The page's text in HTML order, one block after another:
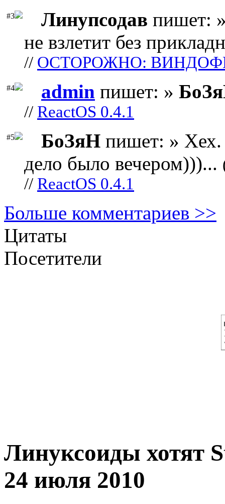
#3 Линупсодав пишет:
не взлетит без
// ОСТОРОЖНО:
#4 admin пишет: »
// ReactOS 0.4.1
#5 БоЗяН пишет: » Хех.
дело было вечером)))...
// ReactOS 0.4.1
Больше комментариев >>
Цитаты
Посетители
Линуксоиды хотят
24 июля 2010